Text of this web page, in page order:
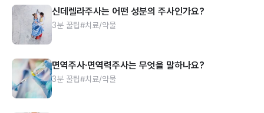
신데렐라주사는 어떤 성분의 주사인가요?
3분 꿀팁#치료/약물
면역주사·면역력주사는 무엇을 말하나요?
3분 꿀팁#치료/약물